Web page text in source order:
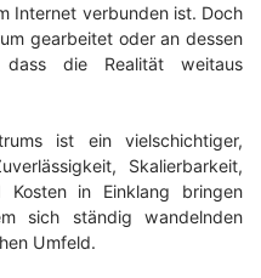
Internet verbunden ist. Doch
gearbeitet oder an dessen
die Realität weitaus
ist ein vielschichtiger,
Skalierbarkeit,
Kosten in Einklang bringen
sich ständig wandelnden
Umfeld.